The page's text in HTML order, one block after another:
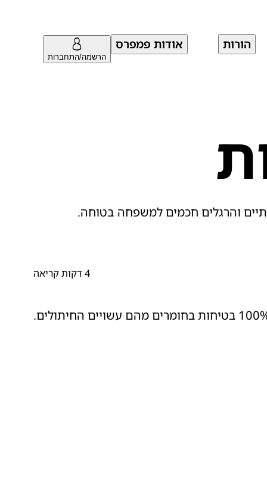
הורות אודות פמפרס
הרשמה/התחברות
והרגלים חכמים למשפחה בטוחה.
4 דקות קריאה